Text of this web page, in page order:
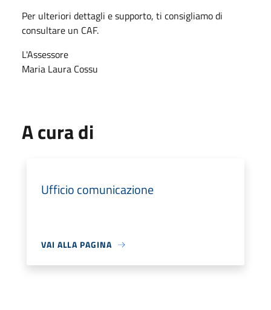
Per ulteriori dettagli e supporto, ti consigliamo di
consultare un CAF.
L'Assessore
Maria Laura Cossu
A cura di
Ufficio comunicazione
VAI ALLA PAGINA